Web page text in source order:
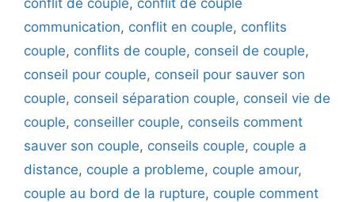
communication, conflit en couple, conflits
couple, conflits de couple, conseil de couple,
conseil pour couple, conseil pour sauver son
couple, conseil séparation couple, conseil vie de
couple, conseiller couple, conseils comment
sauver son couple, conseils couple, couple a
distance, couple a probleme, couple amour,
couple au bord de la rupture, couple comment